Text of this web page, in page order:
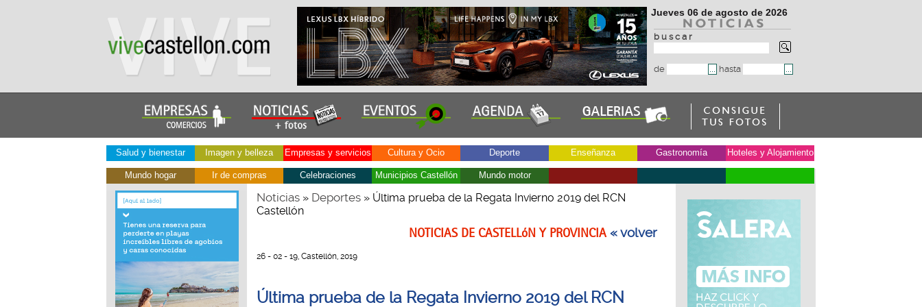
Jueves 06 de agosto de 2026
b u s c a r
de hasta
Salud y bienestar Imagen y belleza Empresas y servicios Cultura y Ocio Deporte Enseñanza Gastronomía Hoteles y Alojamiento
Mundo hogar Ir de compras Celebraciones Municipios Castellón Mundo motor
Noticias» Deportes» Última prueba de la Regata Invierno 2019 del RCN
Castellón
NOTICIAS DE CASTELLóN Y PROVINCIA« volver
26 - 02 - 19, Castellón, 2019
Última prueba de la Regata Invierno 2019 del RCN